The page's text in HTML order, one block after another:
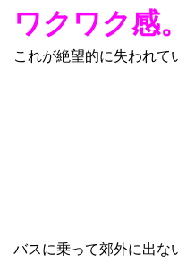
ワクワク感。
これが絶望的に失われて
バスに乗って郊外に出な